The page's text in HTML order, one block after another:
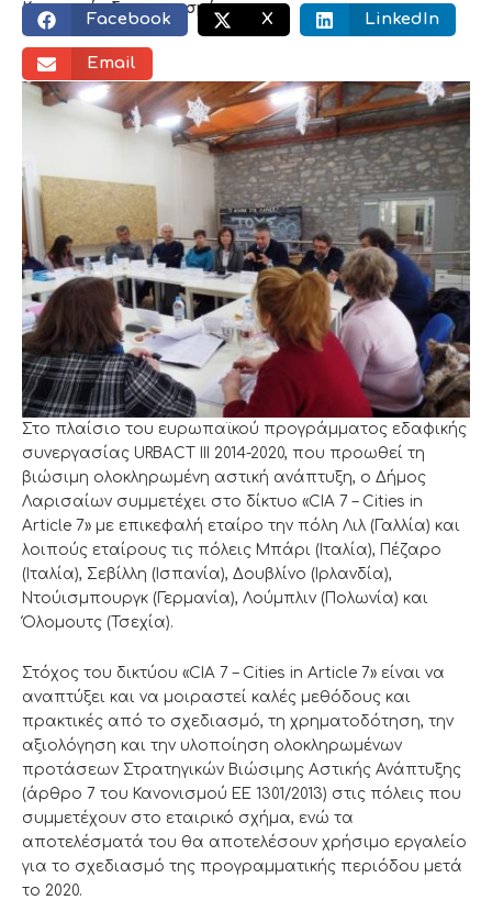
Κοινωνικός διαμοιρασμός:
Facebook X LinkedIn
Email
Στο πλαίσιο του ευρωπαϊκού προγράμματος εδαφικής
συνεργασίας URBACT ΙΙΙ 2014-2020, που προωθεί τη
βιώσιμη ολοκληρωμένη αστική ανάπτυξη, ο Δήμος
Λαρισαίων συμμετέχει στο δίκτυο «CIA 7 – Cities in
Article 7» με επικεφαλή εταίρο την πόλη Λιλ (Γαλλία) και
λοιπούς εταίρους τις πόλεις Μπάρι (Ιταλία), Πέζαρο
(Ιταλία), Σεβίλλη (Ισπανία), Δουβλίνο (Ιρλανδία),
Ντούισμπουργκ (Γερμανία), Λούμπλιν (Πολωνία) και
Όλομουτς (Τσεχία).
Στόχος του δικτύου «CIA 7 – Cities in Article 7» είναι να
αναπτύξει και να μοιραστεί καλές μεθόδους και
πρακτικές από το σχεδιασμό, τη χρηματοδότηση, την
αξιολόγηση και την υλοποίηση ολοκληρωμένων
προτάσεων Στρατηγικών Βιώσιμης Αστικής Ανάπτυξης
(άρθρο 7 του Κανονισμού ΕΕ 1301/2013) στις πόλεις που
συμμετέχουν στο εταιρικό σχήμα, ενώ τα
αποτελέσματά του θα αποτελέσουν χρήσιμο εργαλείο
για το σχεδιασμό της προγραμματικής περιόδου μετά
το 2020.